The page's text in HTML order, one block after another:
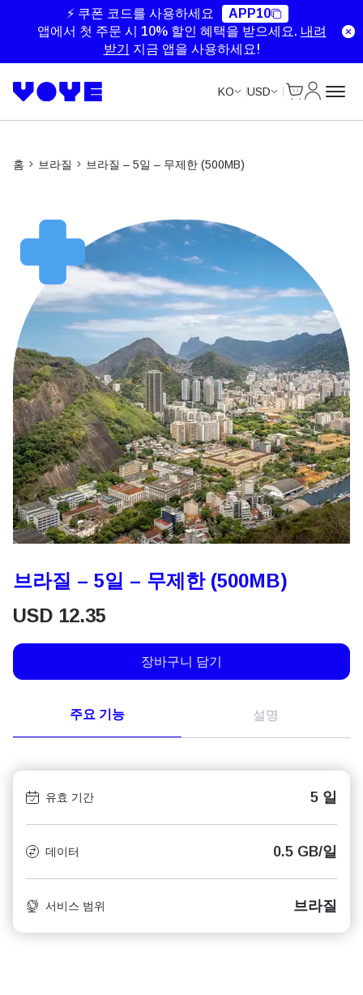
⚡ 쿠폰 코드를 사용하세요
APP10
앱에서 첫 주문 시 10% 할인 혜택을 받으세요. 내려
받기
지금 앱을 사용하세요!
KO USD
홈 브라질 브라질 – 5일 – 무제한 (500MB)
브라질 – 5일 – 무제한 (500MB)
USD 12.35
장바구니 담기
주요 기능 설명
유효 기간 5 일
데이터 0.5 GB/일
서비스 범위 브라질
Unlimited Data
Unlimited Data
Unlimited Data
Unlimited Data